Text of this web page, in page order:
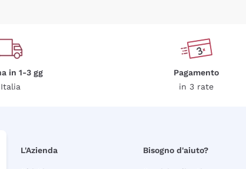
in 1-3 gg
Pagamento
in 3 rate
L'Azienda Bisogno d'aiuto?